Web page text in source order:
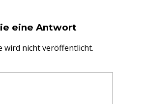
eine Antwort
wird nicht veröffentlicht.